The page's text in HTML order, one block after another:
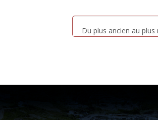
Du plus ancien au plus